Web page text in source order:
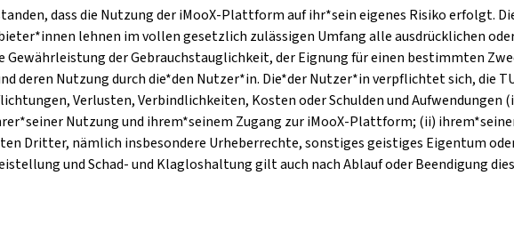
dass die Nutzung der iMooX-Plattform auf ihr*sein eigenes Risiko erfolgt.
lehnen im vollen gesetzlich zulässigen Umfang alle ausdrücklichen
der Gebrauchstauglichkeit, der Eignung für einen bestimmten
deren Nutzung durch die*den Nutzer*in. Die*der Nutzer*in verpflichtet sich, die
Verlusten, Verbindlichkeiten, Kosten oder Schulden und
Nutzung und ihrem*seinem Zugang zur iMooX-Plattform; (ii)
Dritter, nämlich insbesondere Urheberrechte, sonstiges geistiges Eigentum
und Schad- und Klagloshaltung gilt auch nach Ablauf oder Beendigung